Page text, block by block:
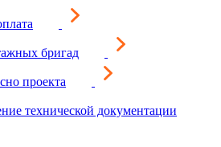
бригад
проекта
технической документации